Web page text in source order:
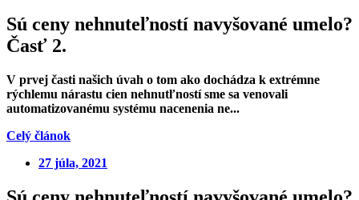
Sú ceny nehnuteľností navyšované umelo?
Časť 2.
V prvej časti našich úvah o tom ako dochádza k extrémne
rýchlemu nárastu cien nehnutľností sme sa venovali
automatizovanému systému nacenenia ne...
Celý článok
27 júla, 2021